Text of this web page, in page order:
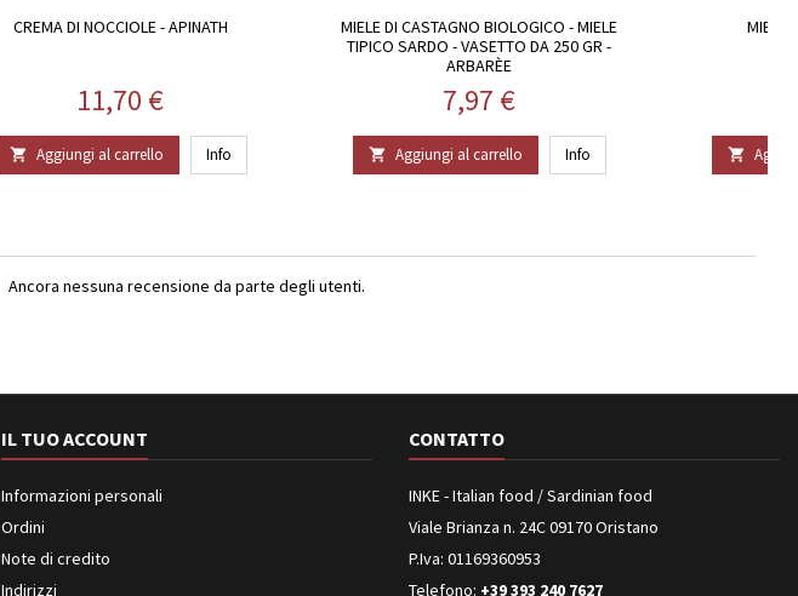
CREMA DI NOCCIOLE - APINATH
Prezzo
11,70 €
 Aggiungi al carrello Info
MIELE DI CASTAGNO BIOLOGICO - MIELE
TIPICO SARDO - VASETTO DA 250 GR -
ARBARÈE
Prezzo
7,97 €
 Aggiungi al carrello Info
MIELE

Ancora nessuna recensione da parte degli utenti.
IL TUO ACCOUNT
Informazioni personali
Ordini
Note di credito
Indirizzi
CONTATTO
INKE - Italian food / Sardinian food
Viale Brianza n. 24C 09170 Oristano
P.Iva: 01169360953
Telefono: +39 393 240 7627